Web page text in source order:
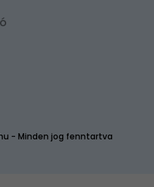
- Minden jog fenntartva